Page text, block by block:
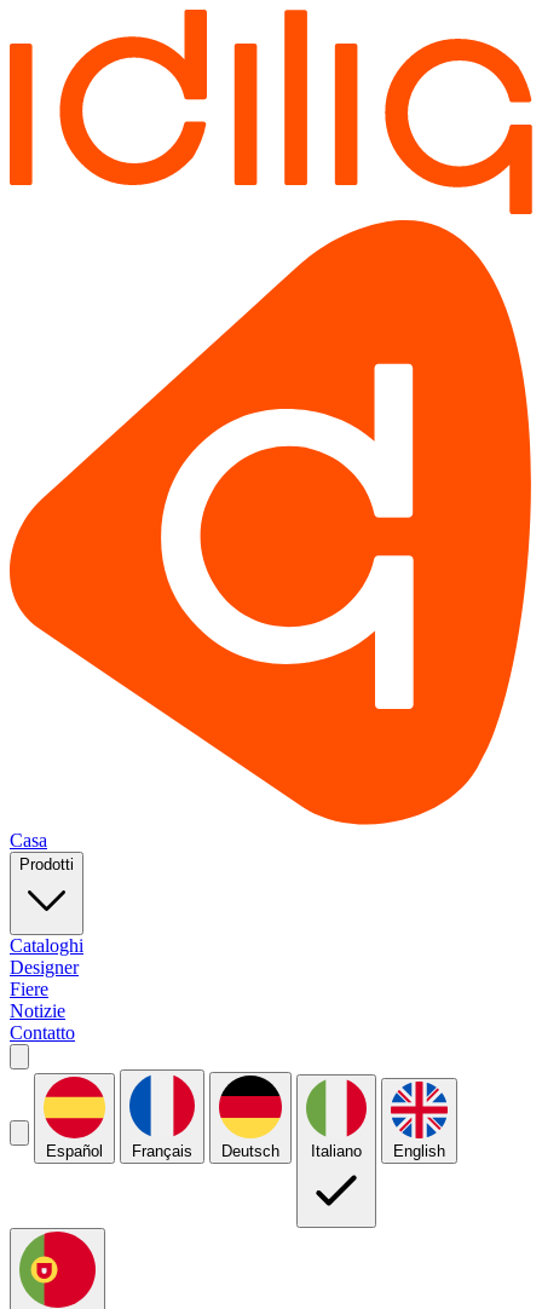
Casa
Prodotti
Cataloghi
Designer
Fiere
Notizie
Contatto
Español Français Deutsch Italiano English